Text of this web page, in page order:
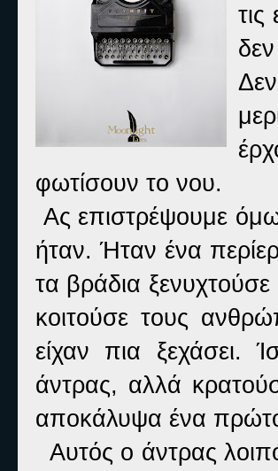
φωτίσουν το νου.
Ας επιστρέψουμε
ήταν. Ήταν ένα
τα βράδια ξενυχτούσε
κοιτούσε τους
είχαν πια ξεχάσει.
άντρας, αλλά
αποκάλυψα ένα
Αυτός ο άντρας